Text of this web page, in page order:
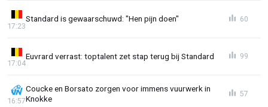
Standard is gewaarschuwd: "Hen pijn doen"
17:23
60
Euvrard verrast: toptalent zet stap terug bij Standard
17:04
99
Coucke en Borsato zorgen voor immens vuurwerk in
Knokke
16:57
57